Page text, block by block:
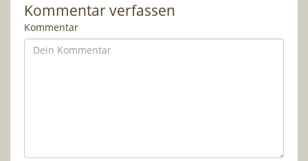
Kommentar verfassen
Kommentar